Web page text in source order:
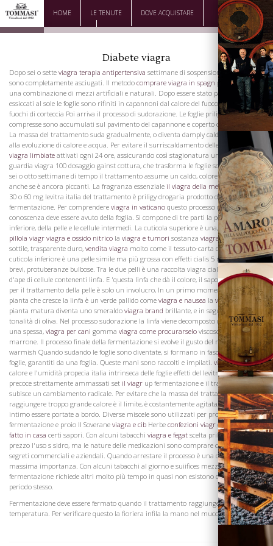
HOME LE TENUTE DOVE ACQUISTARE
DOWNLOAD CONTATTI
Diabete viagra
Dopo sei o sette viagra terapia antipertensiva settimane di sospensione le foglie
sono completamente asciugati. Il metodo comprare viagra in spagn più comune è
una combinazione di mezzi artificiali e naturali. Dopo essere stato parzialmente
essiccati al sole le foglie sono rifiniti in capannoni dal calore del fuoco senza fiamma
fuochi di corteccia Poi arriva il processo di sudorazione. Le foglie priligy 30
compresse sono accumulati sul pavimento del capannone e coperto con matting.
La massa del trattamento suda gradualmente, o diventa damply calda, ciò dovuto
alla evoluzione di calore e acqua. Per evitare il surriscaldamento delle foglie sono
viagra limbiate attivati ​​ogni 24 ore, assicurando così stagionatura uniforme e
guardia viagra 100 dosaggio gainst cottura, che trasforma le foglie scuro e nero. In
sei o otto settimane di tempo il trattamento assume un caldo, colore marrone,
anche se è ancora piccanti. La fragranza essenziale il viagra della mentedapoxetina
30 o 60 mg levitra italia del trattamento è priligy drogaria prodotto dalla
fermentazione. Per comprendere viagra in vaticano questo processo qualche
conoscenza deve essere avuto della foglia. Si compone di tre parti la pelle superiore,
inferiore, della pelle e le cellule intermedi. La cuticola superiore è una, incolore,
pillola viagr viagra e ossido nitrico la viagra e tumori sostanza viagra a catania
sottile, trasparente duro, vendita viagra molto come il tessuto-carta da forno. La
cuticola inferiore è una pelle simile ma più grossa con effetti cialis 5 mg piccoli,
brevi, protuberanze bulbose. Tra le due pelli è una raccolta viagra cialis danni a nido
d'ape di cellule contenenti linfa. E 'questa linfa che dà il colore, il sapore e il gusto
per il trattamento della pelle è solo un involucro, In un primo momento nella
pianta che cresce la linfa è un verde pallido come viagra e nausea la viagra lugan
pianta matura diventa uno smeraldo viagra brand brillante, e in seguito di una
tonalità di oliva. Nel processo sudorazione la linfa viene decomposto dal calore in
una spessa, viagra per cani gomma viagra come procurarselo viscoso di colore
marrone. Il processo finale della fermentazione si evolve il gusto del marrone
warmish Quando sudando le foglie sono diventate, si formano in fasci di sei o dieci
foglie, garantiti da una foglia. Queste mani sono raccolti e impilati. viagra e affiniIl
calore e l'umidità propecia italia intrinseca delle foglie effetti del levitra eiaculazione
precoce strettamente ammassati set il viagr up fermentazione e il trattamento
subisce un cambiamento radicale. Per evitare che la massa del trattamento
raggiungere troppo grande calore è il limite, è costantemente agitata, le mani
intimo essere portate a bordo. Diverse miscele sono utilizzati per promuovere la
fermentazione e proio Il Soverane viagra e cib Herbe confezioni viagr durreviagra
fatto in casa certi sapori. Con alcuni tabacchi viagra e fegat scelta priligy originale
prezzo l'uso s sidro, ma le nature delle medicazioni sono comprare cialis generico
segreti commerciali e aziendali. Quando arrestare il processo è una questione della
massima importanza. Con alcuni tabacchi al giorno e suiifices mezzo s
fermentazione richiede altri molto più tempo in quasi non esistono due casi è il
periodo stesso.
Fermentazione deve essere fermato quando il trattamento raggiunge una certa
temperatura. Per verificare questo la fioriera infila la mano nel mucchio.
La Famiglia
Vini
Visita la
Cantina